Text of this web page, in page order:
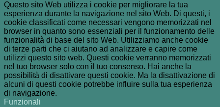
Questo sito Web utilizza i cookie per migliorare la tua
esperienza durante la navigazione nel sito Web. Di questi, i
cookie classificati come necessari vengono memorizzati nel
browser in quanto sono essenziali per il funzionamento delle
funzionalità di base del sito Web. Utilizziamo anche cookie
di terze parti che ci aiutano ad analizzare e capire come
utilizzi questo sito web. Questi cookie verranno memorizzati
nel tuo browser solo con il tuo consenso. Hai anche la
possibilità di disattivare questi cookie. Ma la disattivazione di
alcuni di questi cookie potrebbe influire sulla tua esperienza
di navigazione.
Funzionali